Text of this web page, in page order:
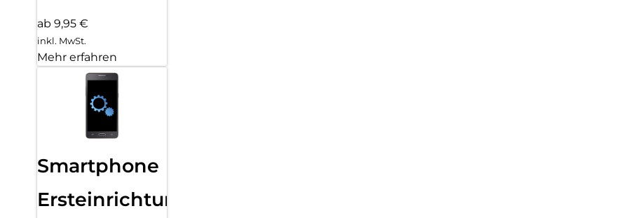
ab 9,95 €
inkl. MwSt.
Mehr erfahren
Smartphone
Ersteinrichtung